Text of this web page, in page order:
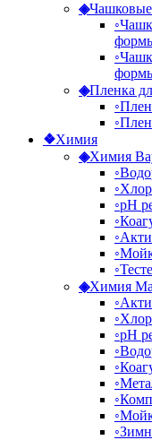
◈Чашковые
◦
◦
◈Пленка
◦
◦
❖Химия
◈Химия
◦
◦
◦рН
◦
◦
◦
◦
◈Химия
◦
◦
◦рН
◦
◦
◦
◦
◦
◦